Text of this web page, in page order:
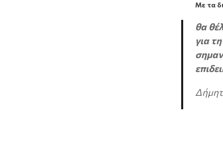
Με τα
θα
για